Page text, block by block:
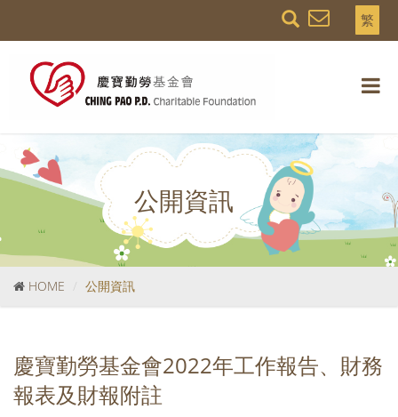
繁
公開資訊
HOME 公開資訊
慶寶勤勞基金會2022年工作報告、財務
報表及財報附註